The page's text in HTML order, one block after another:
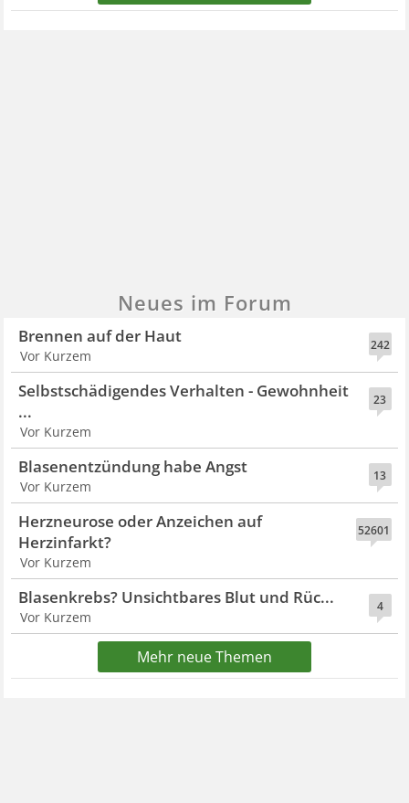
Neues im Forum
242
Brennen auf der Haut
Vor Kurzem
23
Selbstschädigendes Verhalten - Gewohnheit
...
Vor Kurzem
13
Blasenentzündung habe Angst
Vor Kurzem
52601
Herzneurose oder Anzeichen auf
Herzinfarkt?
Vor Kurzem
4
Blasenkrebs? Unsichtbares Blut und Rüc...
Vor Kurzem
Mehr neue Themen